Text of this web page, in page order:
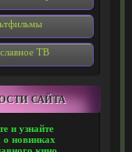
ТВ
САЙТА
и узнайте
новинках